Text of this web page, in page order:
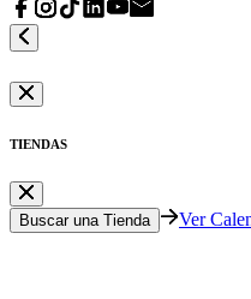
TIENDAS
Buscar una Tienda Ver